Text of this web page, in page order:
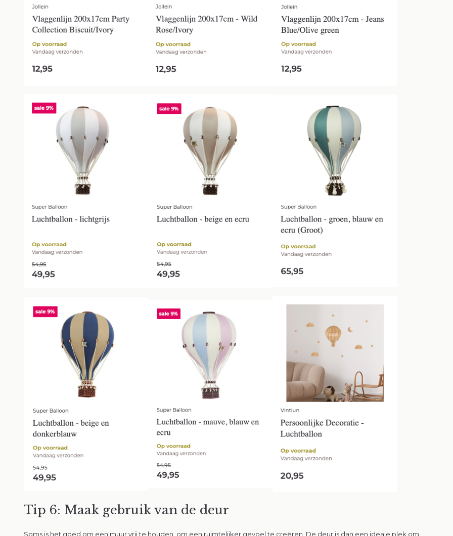
Tip 6: Maak gebruik van de deur
Soms is het goed om een muur vrij te houden, om een ruimtelijker gevoel te creëren. De deur is dan een ideale plek om